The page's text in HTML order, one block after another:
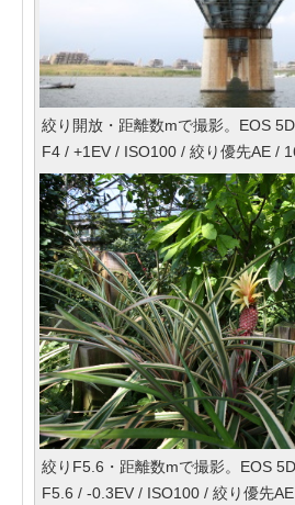
絞り開放・距離数mで撮影。EOS
F4 / +1EV / ISO100 / 絞り優先AE /
絞りF5.6・距離数mで撮影。EOS
F5.6 / -0.3EV / ISO100 / 絞り優先